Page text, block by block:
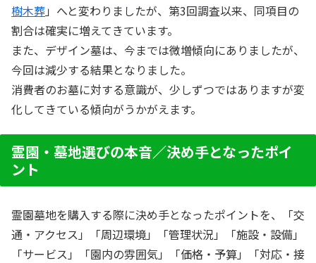
樹木葬」へと変わりましたが、第3回調査以来、同項目の
割合は確実に増えてきています。
また、デザイン墓は、今までは微増傾向にありましたが、
今回は減少する結果となりました。
消費者のお墓に対する意識が、少しずつではありますが変
化してきている傾向がうかがえます。
霊園・墓地選びの本音／決め手となったポイ
ント
霊園墓地を購入する際に決め手となったポイントを、「交
通・アクセス」「周辺環境」「管理状況」「施設・設備」
「サービス」「園内の雰囲気」「価格・予算」「対応・接